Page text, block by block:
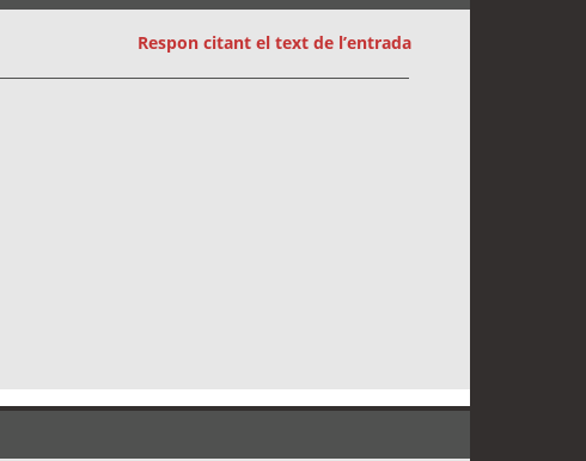
Respon citant el text de l’entrada